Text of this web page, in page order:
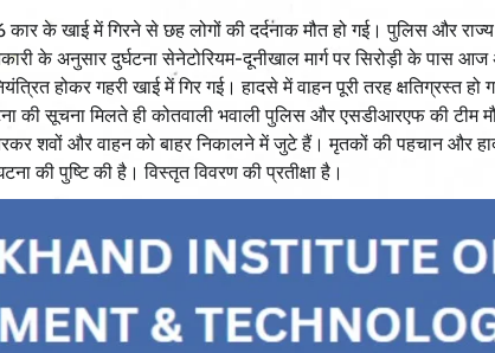
के खाई में गिरने से छह लोगों की दर्दनाक मौत हो गई। पुलिस और
के अनुसार दुर्घटना सेनेटोरियम-दूनीखाल मार्ग पर सिरोड़ी के पास आज
होकर गहरी खाई में गिर गई। हादसे में वाहन पूरी तरह क्षतिग्रस्त हो
की सूचना मिलते ही कोतवाली भवाली पुलिस और एसडीआरएफ की टीम
शवों और वाहन को बाहर निकालने में जुटे हैं। मृतकों की पहचान और
की पुष्टि की है। विस्तृत विवरण की प्रतीक्षा है।